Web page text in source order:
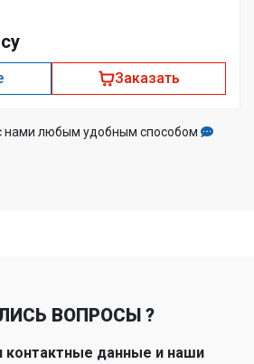
Заказать
нами любым удобным способом
ВОПРОСЫ ?
контактные данные и наши